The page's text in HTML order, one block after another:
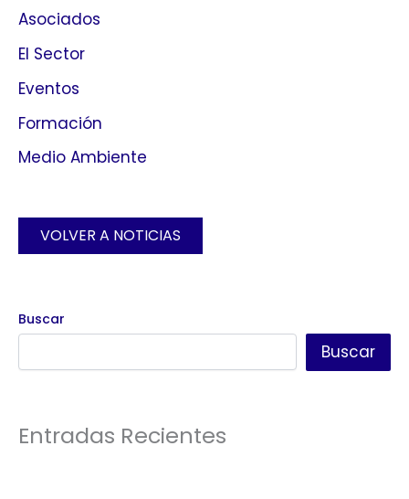
Asociados
El Sector
Eventos
Formación
Medio Ambiente
VOLVER A NOTICIAS
Buscar
Buscar
Entradas Recientes